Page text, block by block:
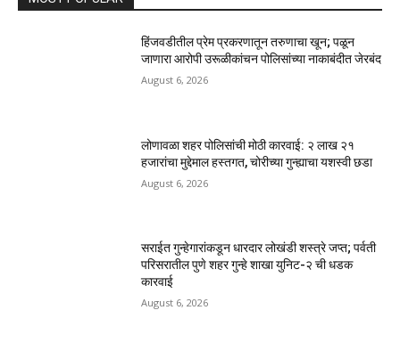
हिंजवडीतील प्रेम प्रकरणातून तरुणाचा खून; पळून
जाणारा आरोपी उरूळीकांचन पोलिसांच्या नाकाबंदीत जेरबंद
August 6, 2026
लोणावळा शहर पोलिसांची मोठी कारवाई: २ लाख २१
हजारांचा मुद्देमाल हस्तगत, चोरीच्या गुन्ह्याचा यशस्वी छडा
August 6, 2026
सराईत गुन्हेगारांकडून धारदार लोखंडी शस्त्रे जप्त; पर्वती
परिसरातील पुणे शहर गुन्हे शाखा युनिट-२ ची धडक
कारवाई
August 6, 2026